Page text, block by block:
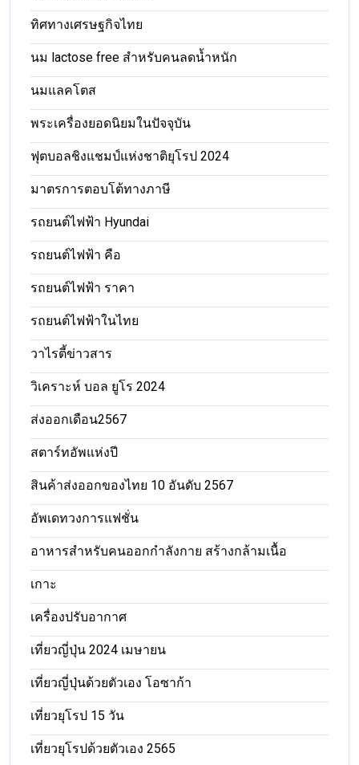
ทิศทางเศรษฐกิจไทย
นม lactose free สำหรับคนลดน้ำหนัก
นมแลคโตส
พระเครื่องยอดนิยมในปัจจุบัน
ฟุตบอลชิงแชมป์แห่งชาติยุโรป 2024
มาตรการตอบโต้ทางภาษี
รถยนต์ไฟฟ้า Hyundai
รถยนต์ไฟฟ้า คือ
รถยนต์ไฟฟ้า ราคา
รถยนต์ไฟฟ้าในไทย
วาไรตี้ข่าวสาร
วิเคราะห์ บอล ยูโร 2024
ส่งออกเดือน2567
สตาร์ทอัพแห่งปี
สินค้าส่งออกของไทย 10 อันดับ 2567
อัพเดทวงการแฟชั่น
อาหารสําหรับคนออกกําลังกาย สร้างกล้ามเนื้อ
เกาะ
เครื่องปรับอากาศ
เที่ยวญี่ปุ่น 2024 เมษายน
เที่ยวญี่ปุ่นด้วยตัวเอง โอซาก้า
เที่ยวยุโรป 15 วัน
เที่ยวยุโรปด้วยตัวเอง 2565